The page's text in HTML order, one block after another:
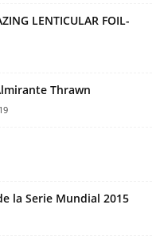
LENTICULAR FOIL-
Thrawn
la Serie Mundial 2015